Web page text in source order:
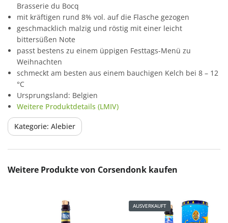
Brasserie du Bocq
mit kräftigen rund 8% vol. auf die Flasche gezogen
geschmacklich malzig und röstig mit einer leicht
bittersüßen Note
passt bestens zu einem üppigen Festtags-Menü zu
Weihnachten
schmeckt am besten aus einem bauchigen Kelch bei 8 – 12
°C
Ursprungsland: Belgien
Weitere Produktdetails (LMIV)
Kategorie: Alebier
Produktgalerie überspringen
Weitere Produkte von Corsendonk kaufen
AUSVERKAUFT